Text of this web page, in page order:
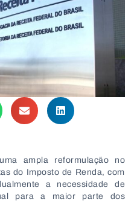
ampla reformulação no
do Imposto de Renda, com
a necessidade de
para a maior parte dos